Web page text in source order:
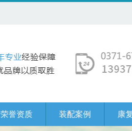
荣誉资质 装配案例 康